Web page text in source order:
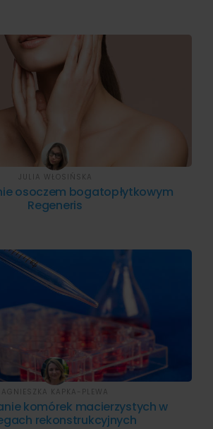
osoczem bogatopłytkowym
Regeneris
JULIA WŁOSIŃSKA
komórek macierzystych w
rekonstrukcyjnych
AGNIESZKA KAPKA-PLEWA